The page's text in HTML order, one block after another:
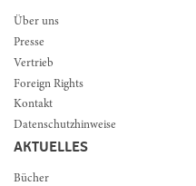
Über uns
Presse
Vertrieb
Foreign Rights
Kontakt
Datenschutzhinweise
AKTUELLES
Bücher